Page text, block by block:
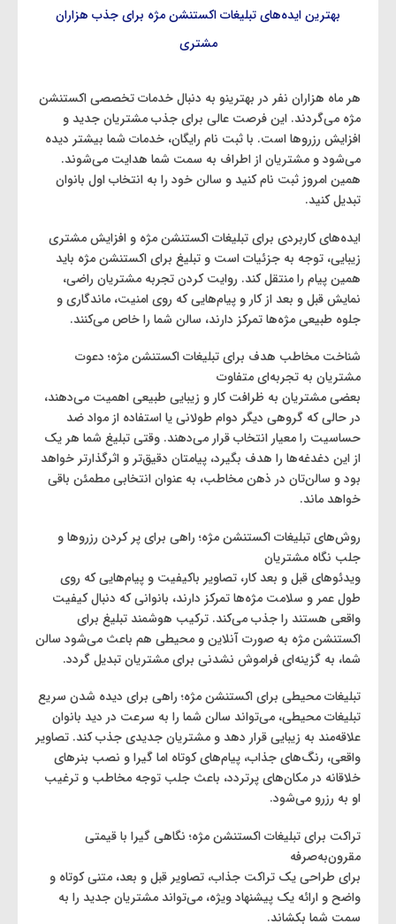
بهترین ایده‌های تبلیغات اکستنشن مژه برای جذب هزاران
مشتری
هر ماه هزاران نفر در بهترینو به دنبال خدمات تخصصی اکستنشن
مژه می‌گردند. این فرصت عالی برای جذب مشتریان جدید و
افزایش رزروها است. با ثبت‌ نام رایگان، خدمات شما بیشتر دیده
می‌شود و مشتریان از اطراف به سمت شما هدایت می‌شوند.
همین امروز ثبت‌ نام کنید و سالن خود را به انتخاب اول بانوان
تبدیل کنید.
ایده‌های کاربردی برای تبلیغات اکستنشن مژه و افزایش مشتری
زیبایی، توجه به جزئیات است و تبلیغ برای اکستنشن مژه باید
همین پیام را منتقل کند. روایت کردن تجربه مشتریان راضی،
نمایش قبل و بعد از کار و پیام‌هایی که روی امنیت، ماندگاری و
جلوه طبیعی مژه‌ها تمرکز دارند، سالن شما را خاص می‌کنند.
شناخت مخاطب هدف برای تبلیغات اکستنشن مژه؛ دعوت
مشتریان به تجربه‌ای متفاوت
بعضی مشتریان به ظرافت کار و زیبایی طبیعی اهمیت می‌دهند،
در حالی که گروهی دیگر دوام طولانی یا استفاده از مواد ضد
حساسیت را معیار انتخاب قرار می‌دهند. وقتی تبلیغ شما هر یک
از این دغدغه‌ها را هدف بگیرد، پیامتان دقیق‌تر و اثرگذارتر خواهد
بود و سالن‌تان در ذهن مخاطب، به ‌عنوان انتخابی مطمئن باقی
خواهد ماند.
روش‌های تبلیغات اکستنشن مژه؛ راهی برای پر کردن رزروها و
جلب نگاه مشتریان
ویدئوهای قبل و بعد کار، تصاویر باکیفیت و پیام‌هایی که روی
طول عمر و سلامت مژه‌ها تمرکز دارند، بانوانی که دنبال کیفیت
واقعی هستند را جذب می‌کند. ترکیب هوشمند تبلیغ برای
اکستنشن مژه به صورت آنلاین و محیطی هم باعث می‌شود سالن
شما، به گزینه‌ای فراموش‌ نشدنی برای مشتریان تبدیل گردد.
تبلیغات محیطی برای اکستنشن مژه؛ راهی برای دیده شدن سریع
تبلیغات محیطی، می‌تواند سالن شما را به سرعت در دید بانوان
علاقه‌مند به زیبایی قرار دهد و مشتریان جدیدی جذب کند. تصاویر
واقعی، رنگ‌های جذاب، پیام‌های کوتاه اما گیرا و نصب بنرهای
خلاقانه در مکان‌های پرتردد، باعث جلب توجه مخاطب و ترغیب
او به رزرو می‌شود.
تراکت برای تبلیغات اکستنشن مژه؛ نگاهی گیرا با قیمتی
مقرون‌به‌صرفه
برای طراحی یک تراکت جذاب، تصاویر قبل و بعد، متنی کوتاه و
واضح و ارائه یک پیشنهاد ویژه، می‌تواند مشتریان جدید را به
سمت شما بکشاند.